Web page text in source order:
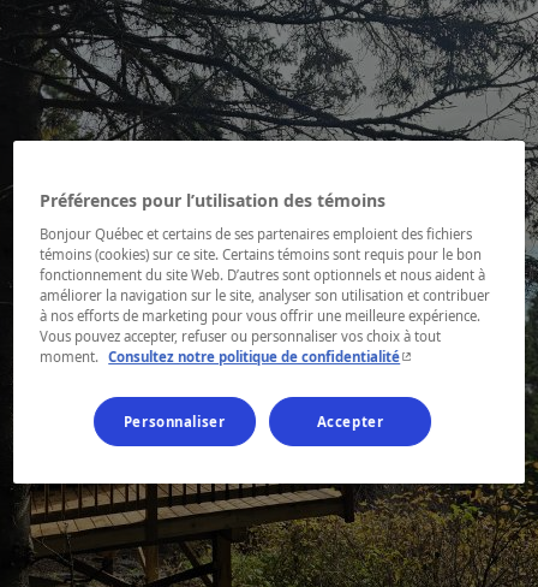
Préférences pour l’utilisation des témoins
Bonjour Québec et certains de ses partenaires emploient des fichiers
témoins (cookies) sur ce site. Certains témoins sont requis pour le bon
fonctionnement du site Web. D’autres sont optionnels et nous aident à
améliorer la navigation sur le site, analyser son utilisation et contribuer
à nos efforts de marketing pour vous offrir une meilleure expérience.
Vous pouvez accepter, refuser ou personnaliser vos choix à tout
moment.
Consultez notre politique de confidentialité- Cet hyperlien
Personnaliser Accepter